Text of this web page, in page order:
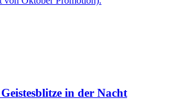
in der Nacht